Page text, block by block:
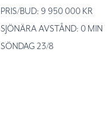
PRIS/BUD: 9 950 000 KR
SJÖNÄRA AVSTÅND: 0 MIN
SÖNDAG 23/8